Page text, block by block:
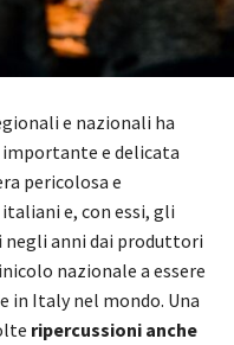
e nazionali ha
importante e delicata
pericolosa e
e, con essi, gli
anni dai produttori
nazionale a essere
in Italy nel mondo. Una
ripercussioni anche